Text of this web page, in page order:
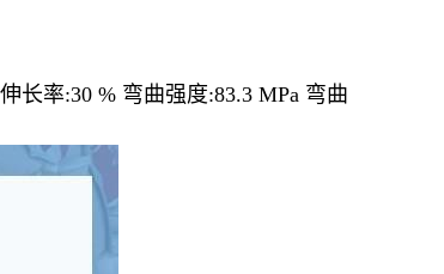
长率:30 % 弯曲强度:83.3 MPa 弯曲